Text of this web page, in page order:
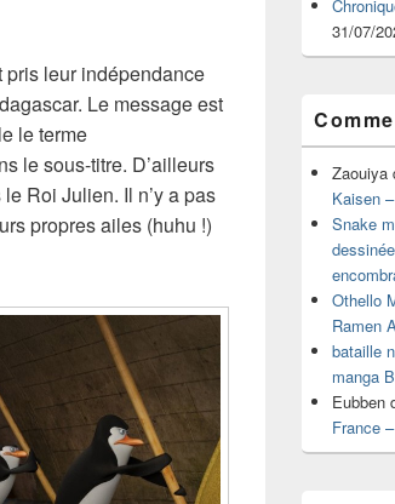
pris leur indépendance
Le message est
le terme
le sous-titre. D’ailleurs
Roi Julien. Il n’y a pas
propres ailes (huhu !)
31/07/
Zaouiya
Kaisen
Snake
Othello
Ramen
bataille
manga
Eubben
France